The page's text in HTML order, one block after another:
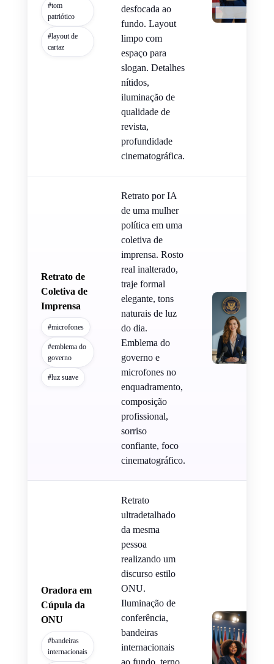
#tom
patriótico
#layout de
cartaz
desfocada ao
fundo. Layout
limpo com
espaço para
slogan. Detalhes
nítidos,
iluminação de
qualidade de
revista,
profundidade
cinematográfica.
Retrato de
Coletiva de
Imprensa
#microfones
#emblema do
governo
#luz suave
Retrato por IA
de uma mulher
política em uma
coletiva de
imprensa. Rosto
real inalterado,
traje formal
elegante, tons
naturais de luz
do dia.
Emblema do
governo e
microfones no
enquadramento,
composição
profissional,
sorriso
confiante, foco
cinematográfico.
Oradora em
Cúpula da
ONU
#bandeiras
internacionais
Retrato
ultradetalhado
da mesma
pessoa
realizando um
discurso estilo
ONU.
Iluminação de
conferência,
bandeiras
internacionais
ao fundo, terno